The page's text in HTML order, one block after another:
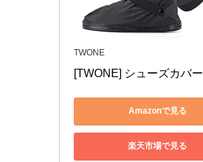
TWONE
[TWONE] シューズカバー
Amazonで見る
楽天市場で見る